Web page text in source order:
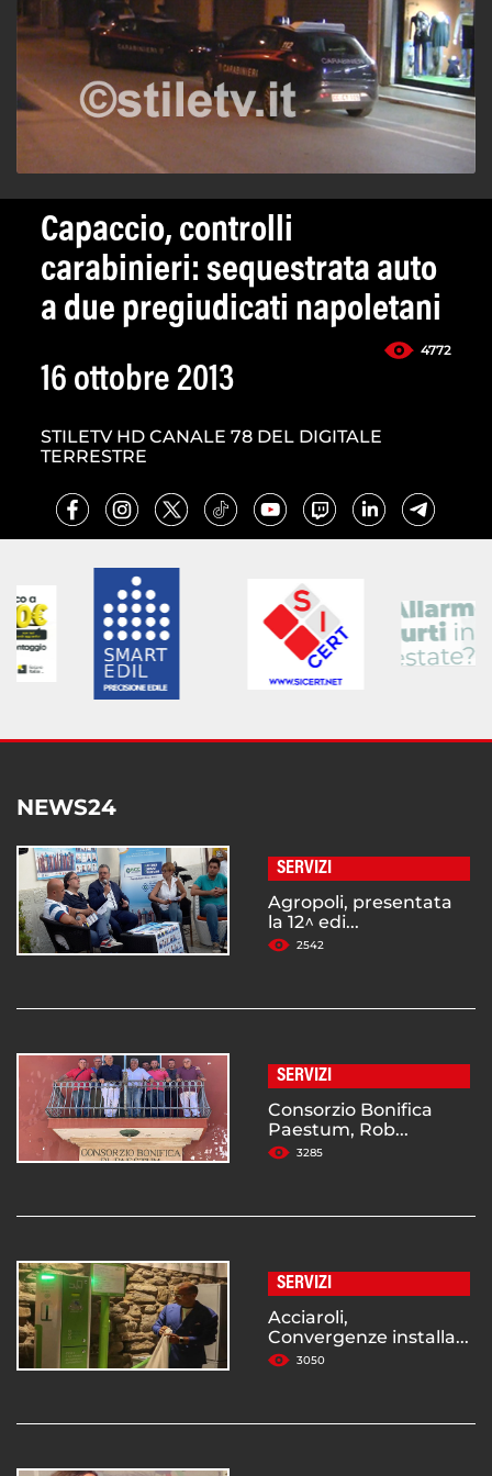
Capaccio, controlli
carabinieri: sequestrata auto
a due pregiudicati napoletani
4772
16 ottobre 2013
STILETV HD CANALE 78 DEL DIGITALE
TERRESTRE
NEWS24
SERVIZI
Agropoli, presentata
la 12^ edi...
2542
SERVIZI
Consorzio Bonifica
Paestum, Rob...
3285
SERVIZI
Acciaroli,
Convergenze installa...
3050